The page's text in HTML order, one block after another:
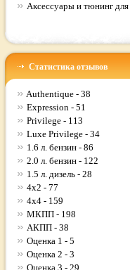
Аксессуары и тюнинг
Статистика отзывов
Authentique - 38
Expression - 51
Privilege - 113
Luxe Privilege - 34
1.6 л. бензин - 86
2.0 л. бензин - 122
1.5 л. дизель - 28
4x2 - 77
4x4 - 159
МКПП - 198
АКПП - 38
Оценка 1 - 5
Оценка 2 - 3
Оценка 3 - 29